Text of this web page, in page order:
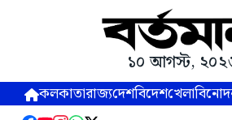
১০ আগস্ট,
কলকাতারাজ্যদেশবিদেশখেলা